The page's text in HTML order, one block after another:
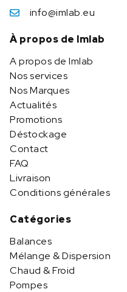
info@imlab.eu
À propos de Imlab
A propos de Imlab
Nos services
Nos Marques
Actualités
Promotions
Déstockage
Contact
FAQ
Livraison
Conditions générales
Catégories
Balances
Mélange & Dispersion
Chaud & Froid
Pompes